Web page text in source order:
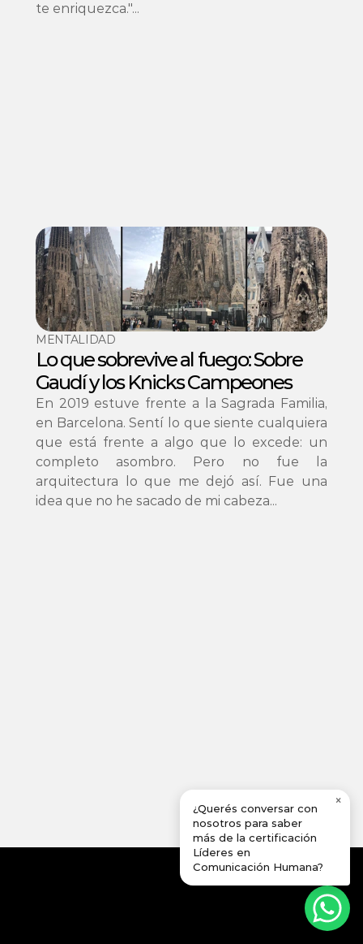
te enriquezca."...
MENTALIDAD
Lo que sobrevive al fuego: Sobre
Gaudí y los Knicks Campeones
En 2019 estuve frente a la Sagrada Familia,
en Barcelona. Sentí lo que siente cualquiera
que está frente a algo que lo excede: un
completo asombro. Pero no fue la
arquitectura lo que me dejó así. Fue una
idea que no he sacado de mi cabeza...
¿Querés conversar con
nosotros para saber
más de la certificación
Líderes en
Comunicación Humana?
×